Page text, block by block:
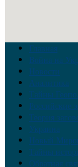
Главная
Война на
Новости
Аналитика
Тайны
Российские
Теория
Украина
Новый
Тайны
Обратная